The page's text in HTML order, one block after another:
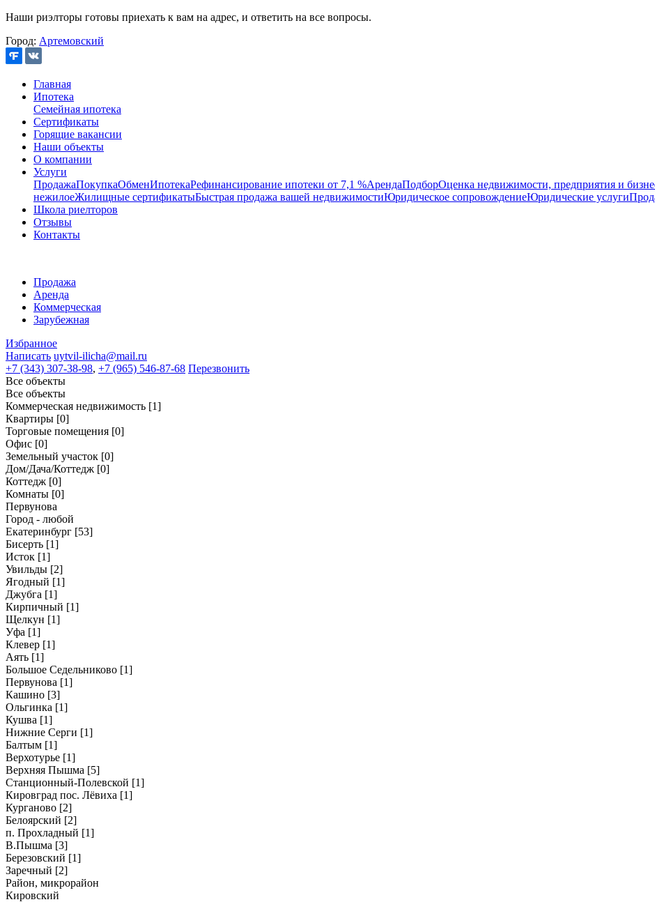
Наши риэлторы готовы приехать к вам на адрес, и ответить на все вопросы.
Город: Артемовский
Главная
Ипотека
Семейная ипотека
Сертификаты
Горящие вакансии
Наши объекты
О компании
Услуги
ПродажаПокупкаОбменИпотекаРефинансирование ипотеки от 7,1 %АрендаПодборОценка недвижимости, предприятия и
нежилоеЖилищные сертификатыБыстрая продажа вашей недвижимостиЮридическое сопровождениеЮридические услуги
Школа риелторов
Отзывы
Контакты
Продажа
Аренда
Коммерческая
Зарубежная
Избранное
Написать uytvil-ilicha@mail.ru
+7 (343) 307-38-98, +7 (965) 546-87-68 Перезвонить
Все объекты
Все объекты
Коммерческая недвижимость [1]
Квартиры [0]
Торговые помещения [0]
Офис [0]
Земельный участок [0]
Дом/Дача/Коттедж [0]
Коттедж [0]
Комнаты [0]
Первунова
Город - любой
Екатеринбург [53]
Бисерть [1]
Исток [1]
Увильды [2]
Ягодный [1]
Джубга [1]
Кирпичный [1]
Щелкун [1]
Уфа [1]
Клевер [1]
Аять [1]
Большое Седельниково [1]
Первунова [1]
Кашино [3]
Ольгинка [1]
Кушва [1]
Нижние Серги [1]
Балтым [1]
Верхотурье [1]
Верхняя Пышма [5]
Станционный-Полевской [1]
Кировград пос. Лёвиха [1]
Курганово [2]
Белоярский [2]
п. Прохладный [1]
В.Пышма [3]
Березовский [1]
Заречный [2]
Район, микрорайон
Кировский